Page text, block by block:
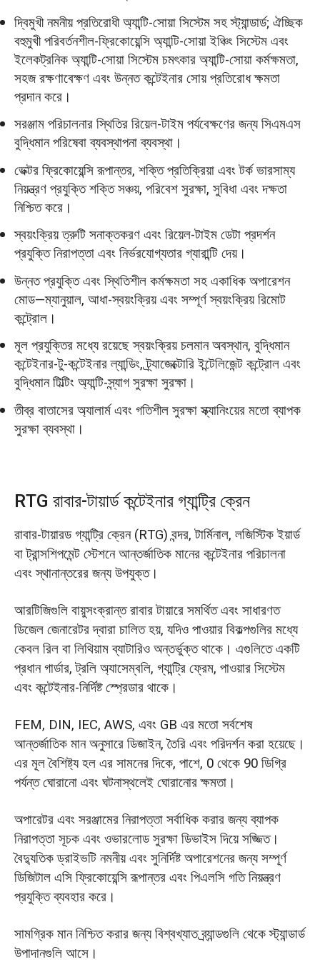
দ্বিমুখী নমনীয় প্রতিরোধী অ্যান্টি-সোয়া সিস্টেম সহ স্ট্যান্ডার্ড; ঐচ্ছিক
বহুমুখী পরিবর্তনশীল-ফ্রিকোয়েন্সি অ্যান্টি-সোয়া ইঞ্চিং সিস্টেম এবং
ইলেকট্রনিক অ্যান্টি-সোয়া সিস্টেম চমৎকার অ্যান্টি-সোয়া কর্মক্ষমতা,
সহজ রক্ষণাবেক্ষণ এবং উন্নত কন্টেইনার সোয় প্রতিরোধ ক্ষমতা
প্রদান করে।
সরঞ্জাম পরিচালনার স্থিতির রিয়েল-টাইম পর্যবেক্ষণের জন্য সিএমএস
বুদ্ধিমান পরিষেবা ব্যবস্থাপনা ব্যবস্থা।
ভেক্টর ফ্রিকোয়েন্সি রূপান্তর, শক্তি প্রতিক্রিয়া এবং টর্ক ভারসাম্য
নিয়ন্ত্রণ প্রযুক্তি শক্তি সঞ্চয়, পরিবেশ সুরক্ষা, সুবিধা এবং দক্ষতা
নিশ্চিত করে।
স্বয়ংক্রিয় ত্রুটি সনাক্তকরণ এবং রিয়েল-টাইম ডেটা প্রদর্শন
প্রযুক্তি নিরাপত্তা এবং নির্ভরযোগ্যতার গ্যারান্টি দেয়।
উন্নত প্রযুক্তি এবং স্থিতিশীল কর্মক্ষমতা সহ একাধিক অপারেশন
মোড—ম্যানুয়াল, আধা-স্বয়ংক্রিয় এবং সম্পূর্ণ স্বয়ংক্রিয় রিমোট
কন্ট্রোল।
মূল প্রযুক্তির মধ্যে রয়েছে স্বয়ংক্রিয় চলমান অবস্থান, বুদ্ধিমান
কন্টেইনার-টু-কন্টেইনার ল্যান্ডিং, ট্র্যাজেক্টোরি ইন্টেলিজেন্ট কন্ট্রোল এবং
বুদ্ধিমান টিল্টিং অ্যান্টি-স্ন্যাগ সুরক্ষা সুরক্ষা।
তীব্র বাতাসের অ্যালার্ম এবং গতিশীল সুরক্ষা স্ক্যানিংয়ের মতো ব্যাপক
সুরক্ষা ব্যবস্থা।
RTG রাবার-টায়ার্ড কন্টেইনার গ্যান্ট্রি ক্রেন
রাবার-টায়ারড গ্যান্ট্রি ক্রেন (RTG) বন্দর, টার্মিনাল, লজিস্টিক ইয়ার্ড
বা ট্রান্সশিপমেন্ট স্টেশনে আন্তর্জাতিক মানের কন্টেইনার পরিচালনা
এবং স্থানান্তরের জন্য উপযুক্ত।
আরটিজিগুলি বায়ুসংক্রান্ত রাবার টায়ারে সমর্থিত এবং সাধারণত
ডিজেল জেনারেটর দ্বারা চালিত হয়, যদিও পাওয়ার বিকল্পগুলির মধ্যে
কেবল রিল বা লিথিয়াম ব্যাটারিও অন্তর্ভুক্ত থাকে। এগুলিতে একটি
প্রধান গার্ডার, ট্রলি অ্যাসেম্বলি, গ্যান্ট্রি ফ্রেম, পাওয়ার সিস্টেম
এবং কন্টেইনার-নির্দিষ্ট স্প্রেডার থাকে।
FEM, DIN, IEC, AWS, এবং GB এর মতো সর্বশেষ
আন্তর্জাতিক মান অনুসারে ডিজাইন, তৈরি এবং পরিদর্শন করা হয়েছে।
এর মূল বৈশিষ্ট্য হল এর সামনের দিকে, পাশে, 0 থেকে 90 ডিগ্রি
পর্যন্ত ঘোরানো এবং ঘটনাস্থলেই ঘোরানোর ক্ষমতা।
অপারেটর এবং সরঞ্জামের নিরাপত্তা সর্বাধিক করার জন্য ব্যাপক
নিরাপত্তা সূচক এবং ওভারলোড সুরক্ষা ডিভাইস দিয়ে সজ্জিত।
বৈদ্যুতিক ড্রাইভটি নমনীয় এবং সুনির্দিষ্ট অপারেশনের জন্য সম্পূর্ণ
ডিজিটাল এসি ফ্রিকোয়েন্সি রূপান্তর এবং পিএলসি গতি নিয়ন্ত্রণ
প্রযুক্তি ব্যবহার করে।
সামগ্রিক মান নিশ্চিত করার জন্য বিশ্বখ্যাত ব্র্যান্ডগুলি থেকে স্ট্যান্ডার্ড
উপাদানগুলি আসে।